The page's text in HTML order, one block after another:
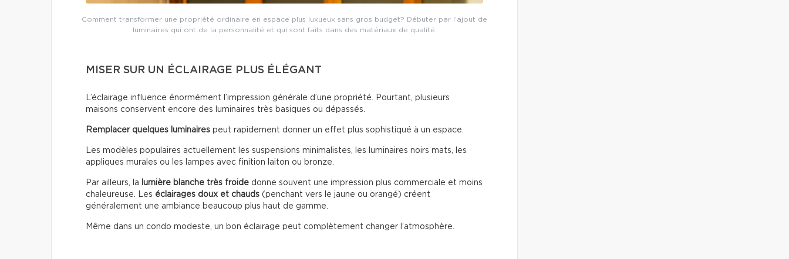
Comment transformer une propriété ordinaire en espace plus luxueux sans gros budget? Débuter par l’ajout de
luminaires qui ont de la personnalité et qui sont faits dans des matériaux de qualité.
MISER SUR UN ÉCLAIRAGE PLUS ÉLÉGANT
L’éclairage influence énormément l’impression générale d’une propriété. Pourtant, plusieurs
maisons conservent encore des luminaires très basiques ou dépassés.
Remplacer quelques luminaires peut rapidement donner un effet plus sophistiqué à un espace.
Les modèles populaires actuellement les suspensions minimalistes, les luminaires noirs mats, les
appliques murales ou les lampes avec finition laiton ou bronze.
Par ailleurs, la lumière blanche très froide donne souvent une impression plus commerciale et moins
chaleureuse. Les éclairages doux et chauds (penchant vers le jaune ou orangé) créent
généralement une ambiance beaucoup plus haut de gamme.
Même dans un condo modeste, un bon éclairage peut complètement changer l’atmosphère.